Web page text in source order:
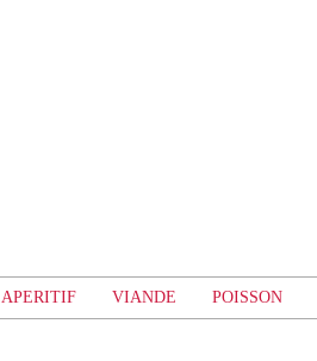
APERITIF VIANDE POISSON